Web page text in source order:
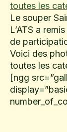
toutes les
Le souper
L’ATS a
de
Voici des
toutes les
[ngg